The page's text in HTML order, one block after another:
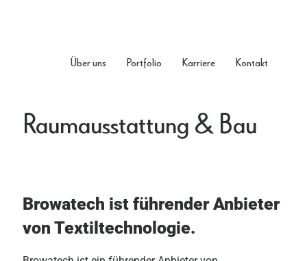
Über uns Portfolio Karriere Kontakt
Raumausstattung & Bau
Browatech ist führender Anbieter
von Textiltechnologie.